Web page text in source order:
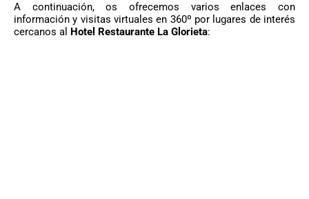
A continuación, os ofrecemos varios enlaces con
información y visitas virtuales en 360º por lugares de interés
cercanos al
Hotel Restaurante La Glorieta: